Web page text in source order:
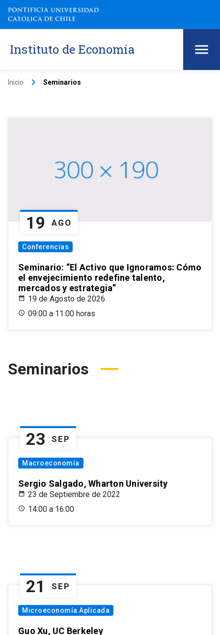
Instituto de Economía
Inicio keyboard_arrow_right Seminarios
19 AGO
Conferencias
Seminario: “El Activo que Ignoramos: Cómo
el envejecimiento redefine talento,
mercados y estrategia”
19 de Agosto de 2026
09:00 a 11:00 horas
Seminarios
23 SEP
Macroeconomía
Sergio Salgado, Wharton University
23 de Septiembre de 2022
14:00 a 16:00
21 SEP
Microeconomía Aplicada
Guo Xu, UC Berkeley